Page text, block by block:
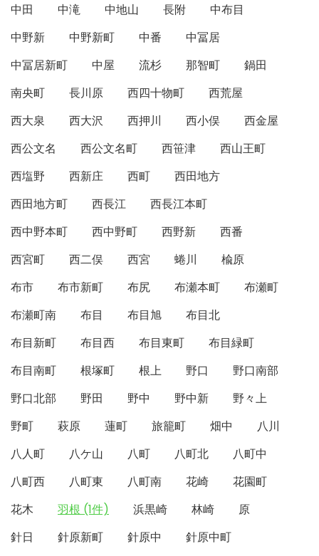
中田
中滝 中地山 長附
中布目
中野新
中野新町 中番
中冨居
中冨居新町
中屋 流杉 那智町
鍋田
南央町
長川原 西四十物町
西荒屋
西大泉
西大沢 西押川 西小俣
西金屋
西公文名
西公文名町 西笹津
西山王町
西塩野
西新庄 西町
西田地方
西田地方町
西長江
西長江本町
西中野本町
西中野町 西野新
西番
西宮町
西二俣 西宮 蜷川
楡原
布市
布市新町 布尻 布瀬本町
布瀬町
布瀬町南
布目 布目旭
布目北
布目新町
布目西 布目東町
布目緑町
布目南町
根塚町 根上 野口
野口南部
野口北部
野田 野中 野中新
野々上
野町
萩原 蓮町 旅籠町 畑中
八川
八人町
八ケ山 八町 八町北
八町中
八町西
八町東 八町南 花崎
花園町
花木
羽根 (1件) 浜黒崎 林崎
原
針日
針原新町 針原中 針原中町